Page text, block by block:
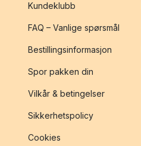
Kundeklubb
FAQ – Vanlige spørsmål
Bestillingsinformasjon
Spor pakken din
Vilkår & betingelser
Sikkerhetspolicy
Cookies